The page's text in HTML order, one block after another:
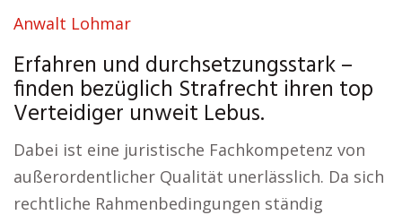
Anwalt Lohmar
Erfahren und durchsetzungsstark –
finden bezüglich Strafrecht ihren top
Verteidiger unweit Lebus.
Dabei ist eine juristische Fachkompetenz von
außerordentlicher Qualität unerlässlich. Da sich
rechtliche Rahmenbedingungen ständig